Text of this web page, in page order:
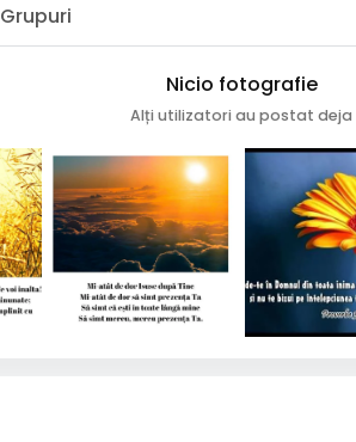
Grupuri
Nicio fotografie
Alți utilizatori au postat deja